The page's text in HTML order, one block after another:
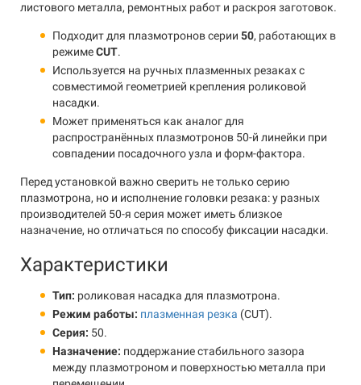
листового металла, ремонтных работ и раскроя заготовок.
Подходит для плазмотронов серии 50, работающих в
режимеCUT.
Используется на ручных плазменных резаках с
совместимой геометрией крепления роликовой
насадки.
Может применяться как аналог для
распространённых плазмотронов 50-й линейки при
совпадении посадочного узла и форм-фактора.
Перед установкой важно сверить не только серию
плазмотрона, но и исполнение головки резака: у разных
производителей 50-я серия может иметь близкое
назначение, но отличаться по способу фиксации насадки.
Характеристики
Тип: роликовая насадка для плазмотрона.
Режим работы: плазменная резка (CUT).
Серия: 50.
Назначение: поддержание стабильного зазора
между плазмотроном и поверхностью металла при